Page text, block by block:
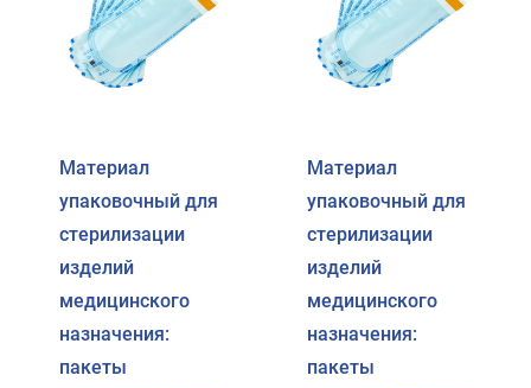
Материал
упаковочный для
стерилизации
изделий
медицинского
назначения:
пакеты
Материал
упаковочный для
стерилизации
изделий
медицинского
назначения:
пакеты